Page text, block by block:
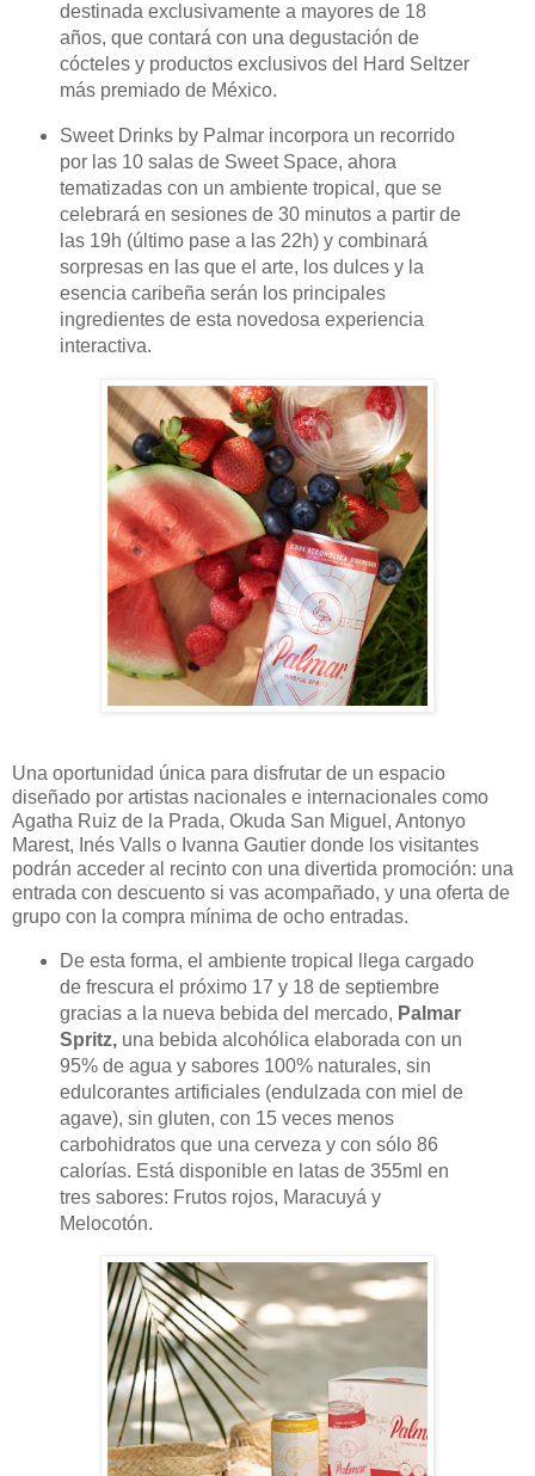
destinada exclusivamente a mayores de 18
años, que contará con una degustación de
cócteles y productos exclusivos del Hard Seltzer
más premiado de México.
Sweet Drinks by Palmar incorpora un recorrido
por las 10 salas de Sweet Space, ahora
tematizadas con un ambiente tropical, que se
celebrará en sesiones de 30 minutos a partir de
las 19h (último pase a las 22h) y combinará
sorpresas en las que el arte, los dulces y la
esencia caribeña serán los principales
ingredientes de esta novedosa experiencia
interactiva.
Una oportunidad única para disfrutar de un espacio
diseñado por artistas nacionales e internacionales como
Agatha Ruiz de la Prada, Okuda San Miguel, Antonyo
Marest, Inés Valls o Ivanna Gautier donde los visitantes
podrán acceder al recinto con una divertida promoción: una
entrada con descuento si vas acompañado, y una oferta de
grupo con la compra mínima de ocho entradas.
De esta forma, el ambiente tropical llega cargado
de frescura el próximo 17 y 18 de septiembre
gracias a la nueva bebida del mercado, Palmar
Spritz,una bebida alcohólica elaborada con un
95% de agua y sabores 100% naturales, sin
edulcorantes artificiales (endulzada con miel de
agave), sin gluten, con 15 veces menos
carbohidratos que una cerveza y con sólo 86
calorías. Está disponible en latas de 355ml en
tres sabores: Frutos rojos, Maracuyá y
Melocotón.